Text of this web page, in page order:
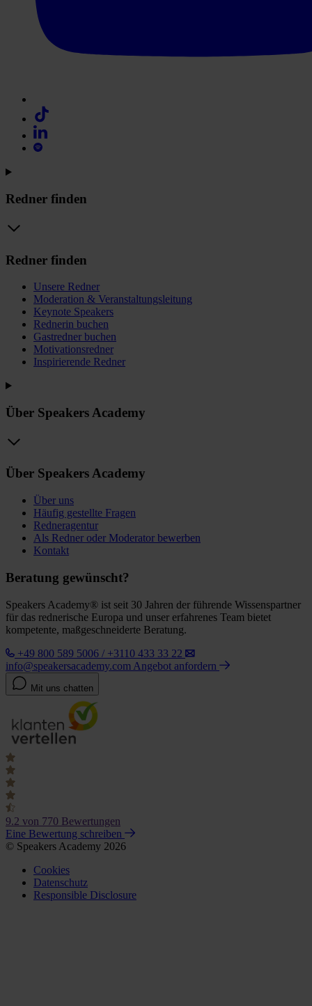
Redner finden
Redner finden
Unsere Redner
Moderation & Veranstaltungsleitung
Keynote Speakers
Rednerin buchen
Gastredner buchen
Motivationsredner
Inspirierende Redner
Über Speakers Academy
Über Speakers Academy
Über uns
Häufig gestellte Fragen
Redneragentur
Als Redner oder Moderator bewerben
Kontakt
Beratung gewünscht?
Speakers Academy® ist seit 30 Jahren der führende Wissenspartner
für das rednerische Europa und unser erfahrenes Team bietet
kompetente, maßgeschneiderte Beratung.
+49 800 589 5006 / +3110 433 33 22
info@speakersacademy.com Angebot anfordern
Mit uns chatten
9.2 von 770 Bewertungen
Eine Bewertung schreiben
© Speakers Academy 2026
Cookies
Datenschutz
Responsible Disclosure